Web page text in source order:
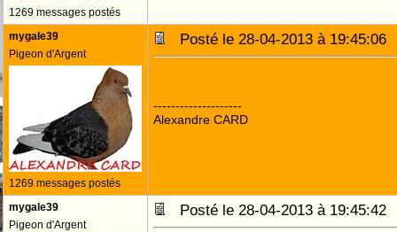
1269 messages postés
mygale39
Pigeon d'Argent
1269 messages postés
Posté le 28-04-2013 à
--------------------
Alexandre CARD
mygale39
Pigeon d'Argent
Posté le 28-04-2013 à